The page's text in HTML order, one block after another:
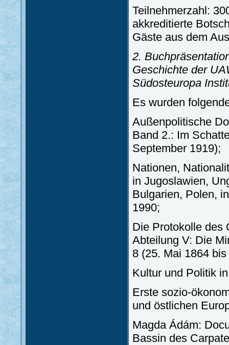
Teilnehmerzahl:
akkreditierte
Gäste aus dem
2.
Geschichte der
Südosteuropa
Es wurden
Außenpolitische
Band 2.: Im
September 1919);
Nationen,
in Jugoslawien,
Bulgarien, Polen,
1990;
Die Protokolle des
Abteilung V: Die
8 (25. Mai 1864
Kultur und Politik
Erste sozio-
und östlichen
Magda Ádám:
Bassin des